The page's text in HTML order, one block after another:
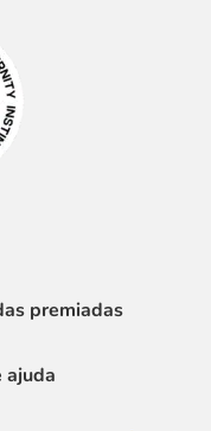
premiadas
ajuda